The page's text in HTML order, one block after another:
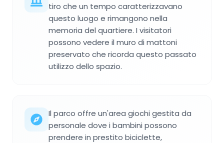
tiro che un tempo caratterizzavano
questo luogo e rimangono nella
memoria del quartiere. I visitatori
possono vedere il muro di mattoni
preservato che ricorda questo passato
utilizzo dello spazio.
Il parco offre un'area giochi gestita da
personale dove i bambini possono
prendere in prestito biciclette,